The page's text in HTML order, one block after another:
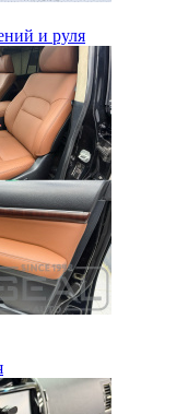
и руля